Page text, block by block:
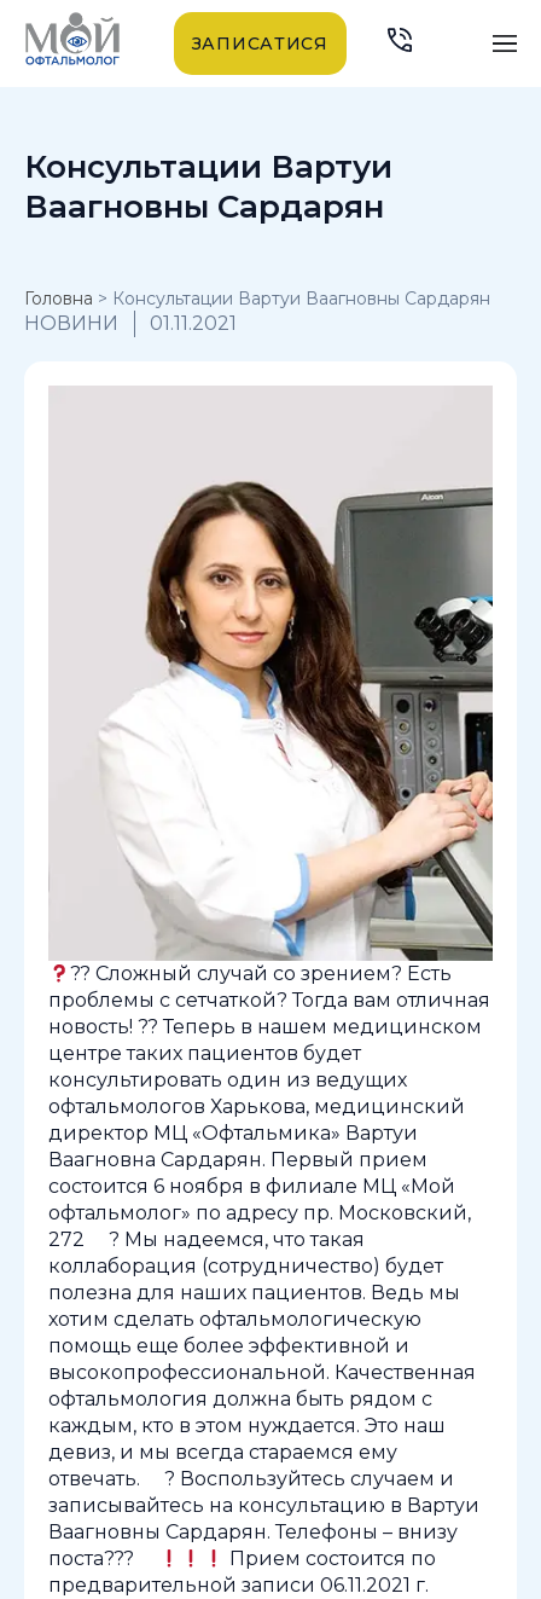
ЗАПИСАТИСЯ
Консультации Вартуи
Ваагновны Сардарян
Головна > Консультации Вартуи Ваагновны Сардарян
НОВИНИ 01.11.2021
?? Сложный случай со зрением? Есть
проблемы с сетчаткой? Тогда вам отличная
новость! ?? Теперь в нашем медицинском
центре таких пациентов будет
консультировать один из ведущих
офтальмологов Харькова, медицинский
директор МЦ «Офтальмика» Вартуи
Ваагновна Сардарян. Первый прием
состоится 6 ноября в филиале МЦ «Мой
офтальмолог» по адресу пр. Московский,
272 ⠀ ? Мы надеемся, что такая
коллаборация (сотрудничество) будет
полезна для наших пациентов. Ведь мы
хотим сделать офтальмологическую
помощь еще более эффективной и
высокопрофессиональной. Качественная
офтальмология должна быть рядом с
каждым, кто в этом нуждается. Это наш
девиз, и мы всегда стараемся ему
отвечать. ⠀ ? Воспользуйтесь случаем и
записывайтесь на консультацию в Вартуи
Ваагновны Сардарян. Телефоны – внизу
поста??? ⠀
Прием состоится по
предварительной записи 06.11.2021 г.